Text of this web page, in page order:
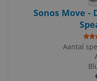
Sonos Move -
Aantal